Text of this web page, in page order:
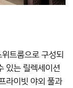
트룸으로 구성되
있는 릴렉세이션
라이빗 야외 풀과